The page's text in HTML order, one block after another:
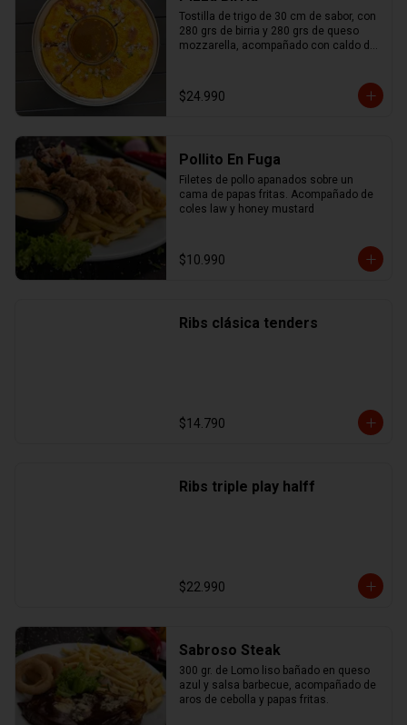
Tostilla de trigo de 30 cm de sabor, con
280 grs de birria y 280 grs de queso
mozzarella, acompañado con caldo de
$24.990
Pollito En Fuga
Filetes de pollo apanados sobre un
cama de papas fritas. Acompañado de
coles law y honey mustard
$10.990
Ribs clásica tenders
$14.790
Ribs triple play halff
$22.990
Sabroso Steak
300 gr. de Lomo liso bañado en queso
azul y salsa barbecue, acompañado de
aros de cebolla y papas fritas.